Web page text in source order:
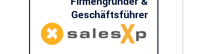
Geschäftsführer